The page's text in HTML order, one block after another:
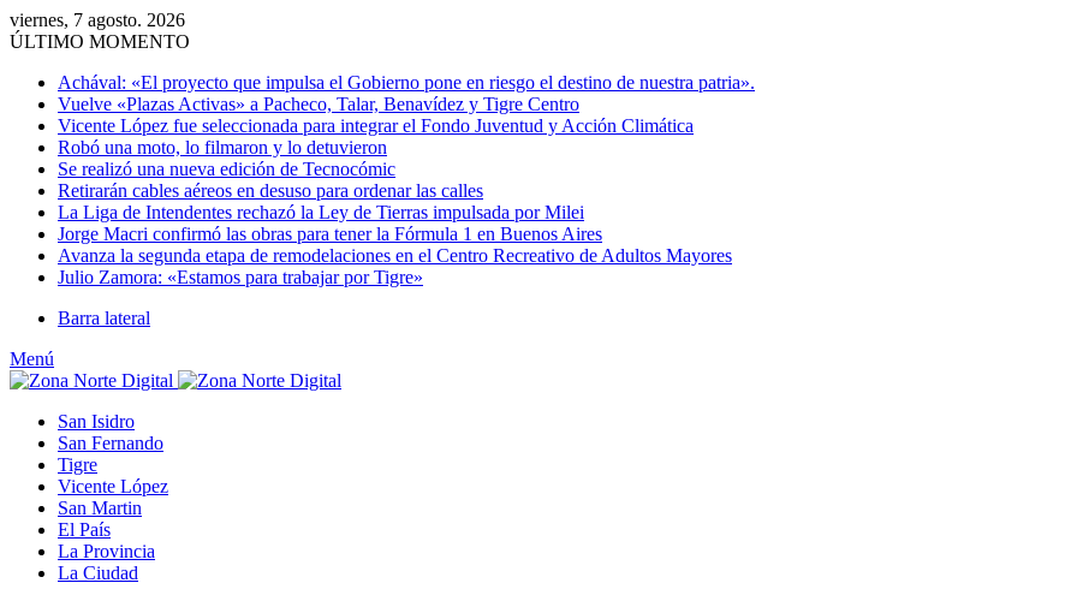
viernes, 7 agosto. 2026
ÚLTIMO MOMENTO
Achával: «El proyecto que impulsa el Gobierno pone en riesgo el destino de nuestra patria».
Vuelve «Plazas Activas» a Pacheco, Talar, Benavídez y Tigre Centro
Vicente López fue seleccionada para integrar el Fondo Juventud y Acción Climática
Robó una moto, lo filmaron y lo detuvieron
Se realizó una nueva edición de Tecnocómic
Retirarán cables aéreos en desuso para ordenar las calles
La Liga de Intendentes rechazó la Ley de Tierras impulsada por Milei
Jorge Macri confirmó las obras para tener la Fórmula 1 en Buenos Aires
Avanza la segunda etapa de remodelaciones en el Centro Recreativo de Adultos Mayores
Julio Zamora: «Estamos para trabajar por Tigre»
Barra lateral
Menú
San Isidro
San Fernando
Tigre
Vicente López
San Martin
El País
La Provincia
La Ciudad